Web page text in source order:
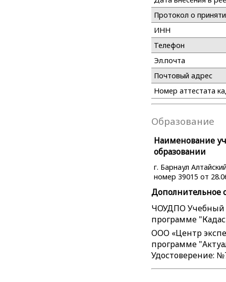
Протокол о
ИНН
Телефон
Эл.почта
Почтовый адрес
Номер аттестата
Образование
Наименование
образовании
г. Барнаул
номер 39015 от
Дополнительное
ЧОУДПО Учебный
программе
ООО «Центр
программе
Удостоверение: